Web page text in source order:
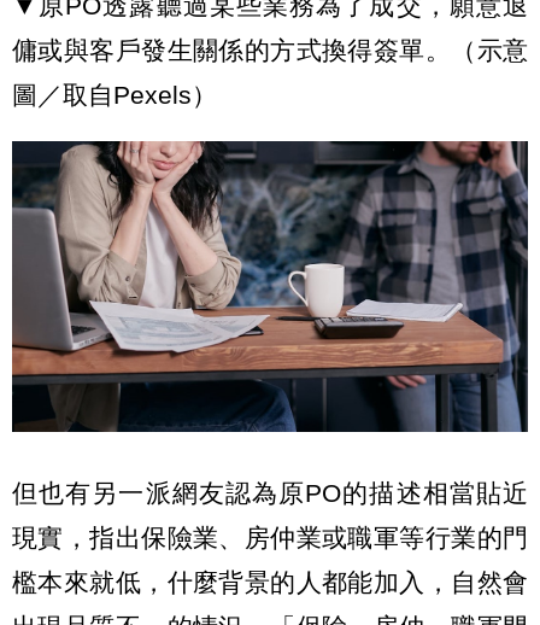
傭或與客戶發生關係的方式換得簽單。（示意
圖／取自Pexels）
但也有另一派網友認為原PO的描述相當貼近
現實，指出保險業、房仲業或職軍等行業的門
檻本來就低，什麼背景的人都能加入，自然會